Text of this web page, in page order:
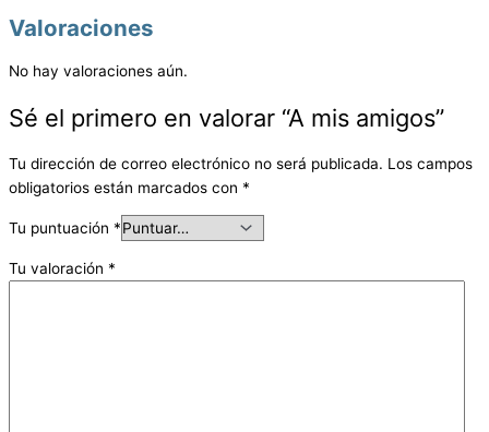
Valoraciones
No hay valoraciones aún.
Sé el primero en valorar “A mis amigos”
Tu dirección de correo electrónico no será publicada. Los campos
obligatorios están marcados con *
Tu puntuación *
Tu valoración *